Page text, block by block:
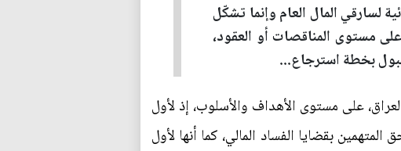
لسارقي المال العام وإنما تشكّل
مستوى المناقصات أو العقود،
بخطة استرجاع...
على مستوى الأهداف والأسلوب، إذ لأول
بقضايا الفساد المالي، كما أنها لأول